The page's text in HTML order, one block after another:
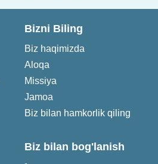
Bizni Biling
Biz haqimizda
Aloqa
Missiya
Jamoa
Biz bilan hamkorlik qiling
Biz bilan bog'lanish